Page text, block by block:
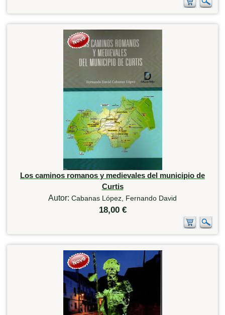
Los caminos romanos y medievales del municipio de
Curtis
Autor: Cabanas López, Fernando David
18,00 €